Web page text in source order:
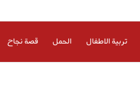
تربية الاطفال الحمل قصة نجاح